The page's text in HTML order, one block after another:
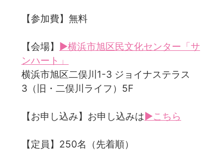
【参加費】無料
【会場】 ▶横浜市旭区民文化センター「サ
ンハート」
横浜市旭区二俣川1-3 ジョイナステラス
3（旧・二俣川ライフ）5F
【お申し込み】お申し込みは▶こちら
【定員】250名（先着順）